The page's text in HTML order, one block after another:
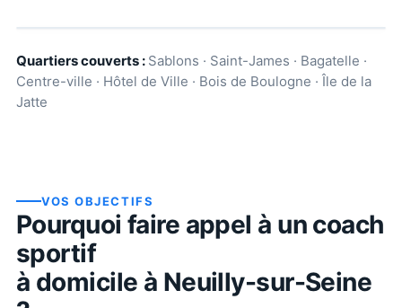
Quartiers couverts : Sablons · Saint-James · Bagatelle ·
Centre-ville · Hôtel de Ville · Bois de Boulogne · Île de la
Jatte
VOS OBJECTIFS
Pourquoi faire appel à un coach
sportif
à domicile à Neuilly-sur-Seine